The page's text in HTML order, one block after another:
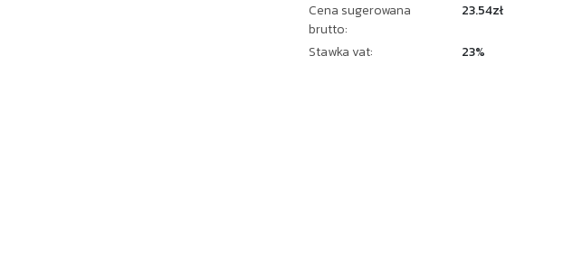
Cena sugerowana
brutto:
23.54zł
Stawka vat: 23%